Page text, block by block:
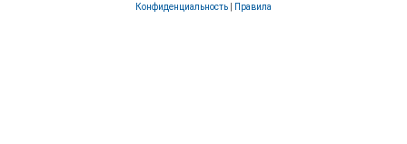
Конфиденциальность
Правила